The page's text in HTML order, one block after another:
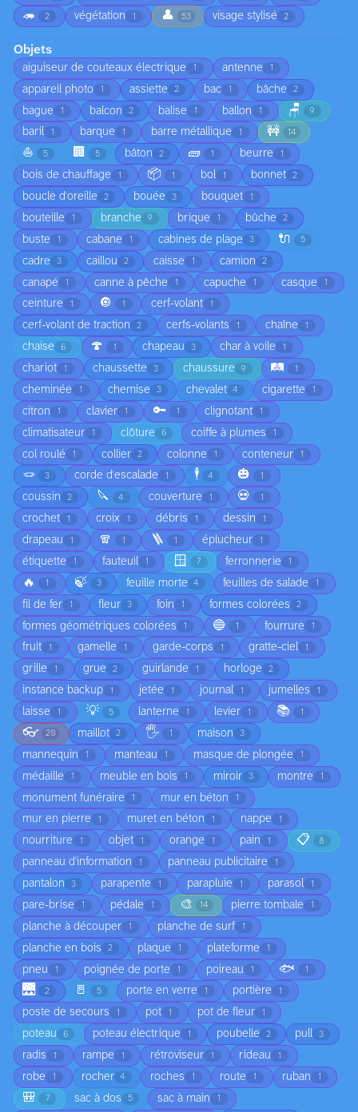
🦔
2 végétation 1 👤 53 visage stylisé 2
Objets
aiguiseur de couteaux électrique 1 antenne 1
appareil photo 1 assiette 2 bac 1 bâche 2
bague 1 balcon 2 balise 1 ballon 1 🪑 9
baril 1 barque 1 barre métallique 1 🚧 14
⛵ 5 🏢 5 bâton 2 🧱 1 beurre 1
bois de chauffage 1 📦 1 bol 1 bonnet 2
boucle d'oreille 2 bouée 3 bouquet 1
bouteille 1 branche 9 brique 1 bûche 2
buste 1 cabane 1 cabines de plage 3 🔌 5
cadre 3 caillou 2 caisse 1 camion 2
canapé 1 canne à pêche 1 capuche 1 casque 1
ceinture 1 🔘 1 cerf-volant 1
cerf-volant de traction 2 cerfs-volants 1 chaîne 1
chaise 6 🍄 1 chapeau 3 char à voile 1
chariot 1 chaussette 3 chaussure 9 🛤️ 1
cheminée 1 chemise 3 chevalet 4 cigarette 1
citron 1 clavier 1 🔑 1 clignotant 1
climatisateur 1 clôture 6 coiffe à plumes 1
col roulé 1 collier 2 colonne 1 conteneur 1
🪢 3 corde d'escalade 1 🕴️ 4 🎃 1
coussin 2 🔪 4 couverture 1 💀 1
crochet 1 croix 1 débris 1 dessin 1
drapeau 1 🧣 1 🪜 1 éplucheur 1
étiquette 1 fauteuil 1 🪟 7 ferronnerie 1
🔥 1 🍃 3 feuille morte 4 feuilles de salade 1
fil de fer 1 fleur 3 foin 1 formes colorées 2
formes géométriques colorées 1 🔵 1 fourrure 1
fruit 1 gamelle 1 garde-corps 1 gratte-ciel 1
grille 1 grue 2 guirlande 1 horloge 2
instance backup 1 jetée 1 journal 1 jumelles 1
laisse 1 💡 5 lanterne 1 levier 1 📚 1
👓 20 maillot 2 🖐️ 1 maison 3
mannequin 1 manteau 1 masque de plongée 1
médaille 1 meuble en bois 1 miroir 3 montre 1
monument funéraire 1 mur en béton 1
mur en pierre 1 muret en béton 1 nappe 1
nourriture 1 objet 1 orange 1 pain 1 📋 8
panneau d'information 1 panneau publicitaire 1
pantalon 3 parapente 1 parapluie 1 parasol 1
pare-brise 1 pédale 1 🎨 14 pierre tombale 1
planche à découper 1 planche de surf 1
planche en bois 2 plaque 1 plateforme 1
pneu 1 poignée de porte 1 poireau 1 🐟 1
🌉 2 🚪 5 porte en verre 1 portière 1
poste de secours 1 pot 1 pot de fleur 1
poteau 6 poteau électrique 1 poubelle 2 pull 3
radis 1 rampe 1 rétroviseur 1 rideau 1
robe 1 rocher 4 roches 1 route 1 ruban 1
🎒 7 sac à dos 5 sac à main 1